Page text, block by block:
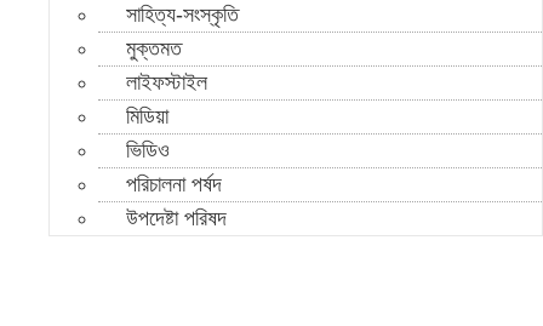
সাহিত্য-সংস্কৃতি
মুক্তমত
লাইফস্টাইল
মিডিয়া
ভিডিও
পরিচালনা পর্ষদ
উপদেষ্টা পরিষদ